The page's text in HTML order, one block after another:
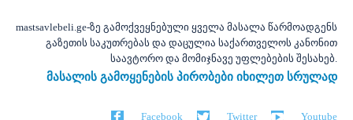
mastsavlebeli.ge-ზე გამოქვეყნებული ყველა მასალა წარმოადგენს
გაზეთის საკუთრებას და დაცულია საქართველოს კანონით
საავტორო და მომიჯნავე უფლებების შესახებ.
მასალის გამოყენების პირობები იხილეთ სრულად
Facebook Twitter Youtube